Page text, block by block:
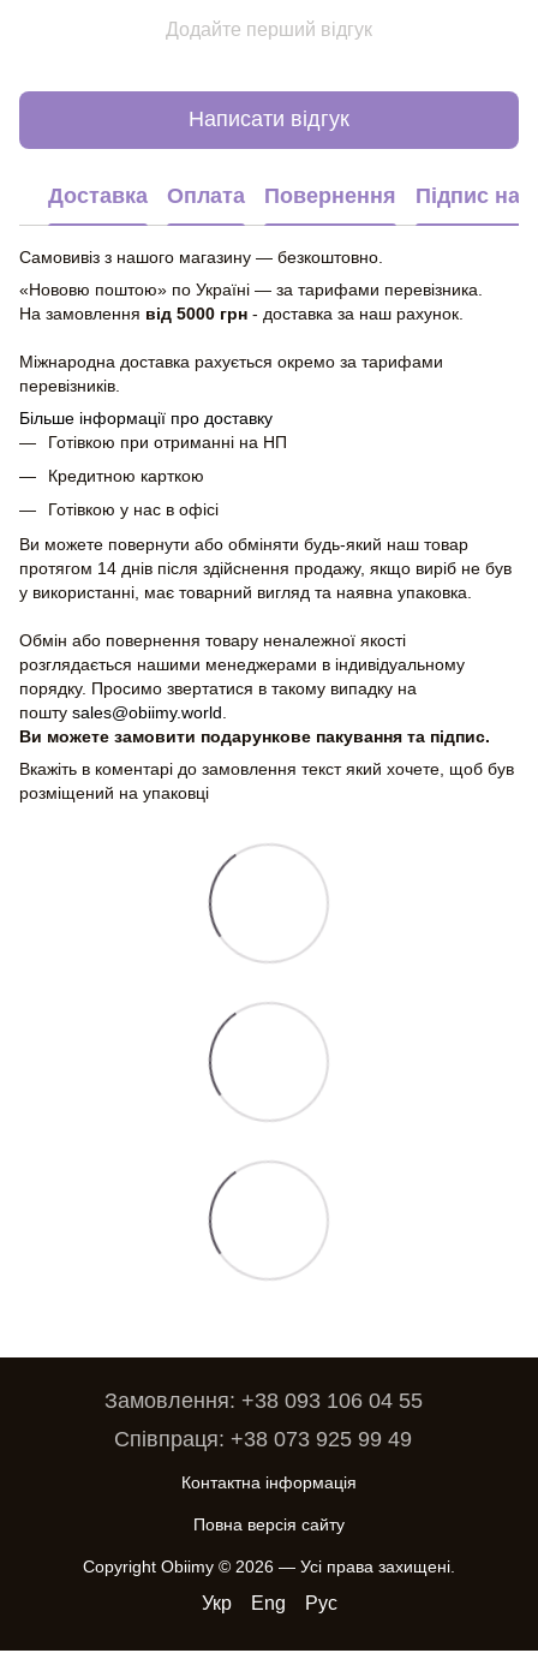
Додайте перший відгук
Написати відгук
Доставка Оплата Повернення Підпис на
Самовивіз з нашого магазину — безкоштовно.
«Нововю поштою» по Україні — за тарифами перевізника.
На замовлення від 5000 грн - доставка за наш рахунок.
Міжнародна доставка рахується окремо за тарифами
перевізників.
Більше інформації про доставку
Готівкою при отриманні на НП
Кредитною карткою
Готівкою у нас в офісі
Ви можете повернути або обміняти будь-який наш товар
протягом 14 днів після здійснення продажу, якщо виріб не був
у використанні, має товарний вигляд та наявна упаковка.
Обмін або повернення товару неналежної якості
розглядається нашими менеджерами в індивідуальному
порядку. Просимо звертатися в такому випадку на
пошту sales@obiimy.world
Ви можете замовити подарункове пакування та підпис.
Вкажіть в коментарі до замовлення текст який хочете, щоб був
розміщений на упаковці
Замовлення: +38 093 106 04 55
Співпраця: +38 073 925 99 49
Контактна інформація
Повна версія сайту
Copyright Obiimy © 2026 — Усі права захищені.
Укр Eng Рус